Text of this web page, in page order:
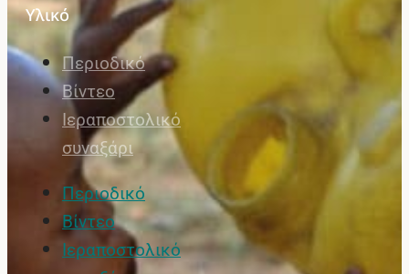
Υλικό
Περιοδικό
Βίντεο
Ιεραποστολικό
συναξάρι
Περιοδικό
Βίντεο
Ιεραποστολικό